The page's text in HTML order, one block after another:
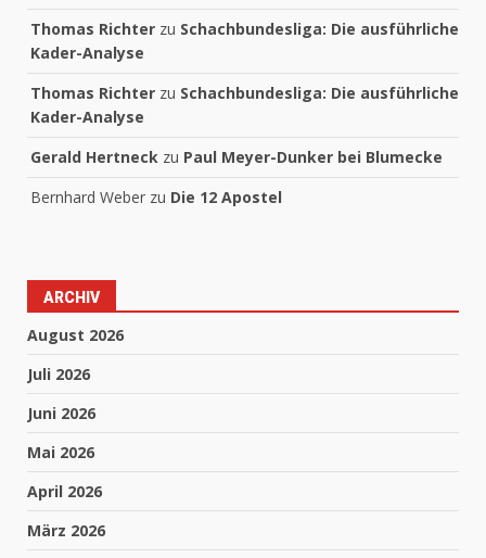
Thomas Richter zu Schachbundesliga: Die ausführliche
Kader-Analyse
Thomas Richter zu Schachbundesliga: Die ausführliche
Kader-Analyse
Gerald Hertneck zu Paul Meyer-Dunker bei Blumecke
Bernhard Weber zu Die 12 Apostel
ARCHIV
August 2026
Juli 2026
Juni 2026
Mai 2026
April 2026
März 2026